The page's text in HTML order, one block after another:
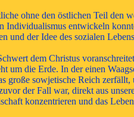
ohne den östlichen Teil den
Individualismus entwickeln
der Idee des sozialen
dem Christus
um die Erde. In der einen
sowjetische Reich
der Fall war, direkt aus
konzentrieren und das